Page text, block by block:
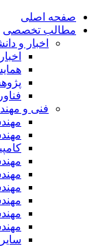
صفحه اصلی
مطالب تخصصی
اخبار و دانشگاه
اخبار و
همایش و
پژوهش
فناوری
فنی و مهندسی
مهندسی
مهندسی
مهندسی
مهندسی
مهندسی
سایر